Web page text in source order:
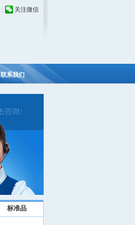
关注微信
联系我们
标准品